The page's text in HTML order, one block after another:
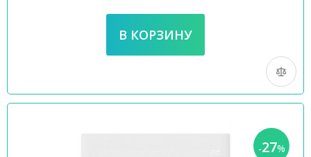
-27%